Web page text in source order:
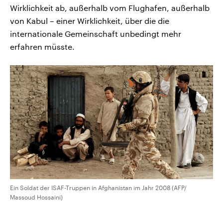
Wirklichkeit ab, außerhalb vom Flughafen, außerhalb
von Kabul – einer Wirklichkeit, über die die
internationale Gemeinschaft unbedingt mehr
erfahren müsste.
Ein Soldat der ISAF-Truppen in Afghanistan im Jahr 2008 (AFP/
Massoud Hossaini)